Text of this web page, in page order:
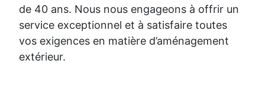
de 40 ans. Nous nous engageons à offrir un
service exceptionnel et à satisfaire toutes
vos exigences en matière d’aménagement
extérieur.